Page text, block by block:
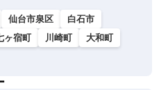
仙台市泉区
白石市
ヶ宿町 川崎町
大和町